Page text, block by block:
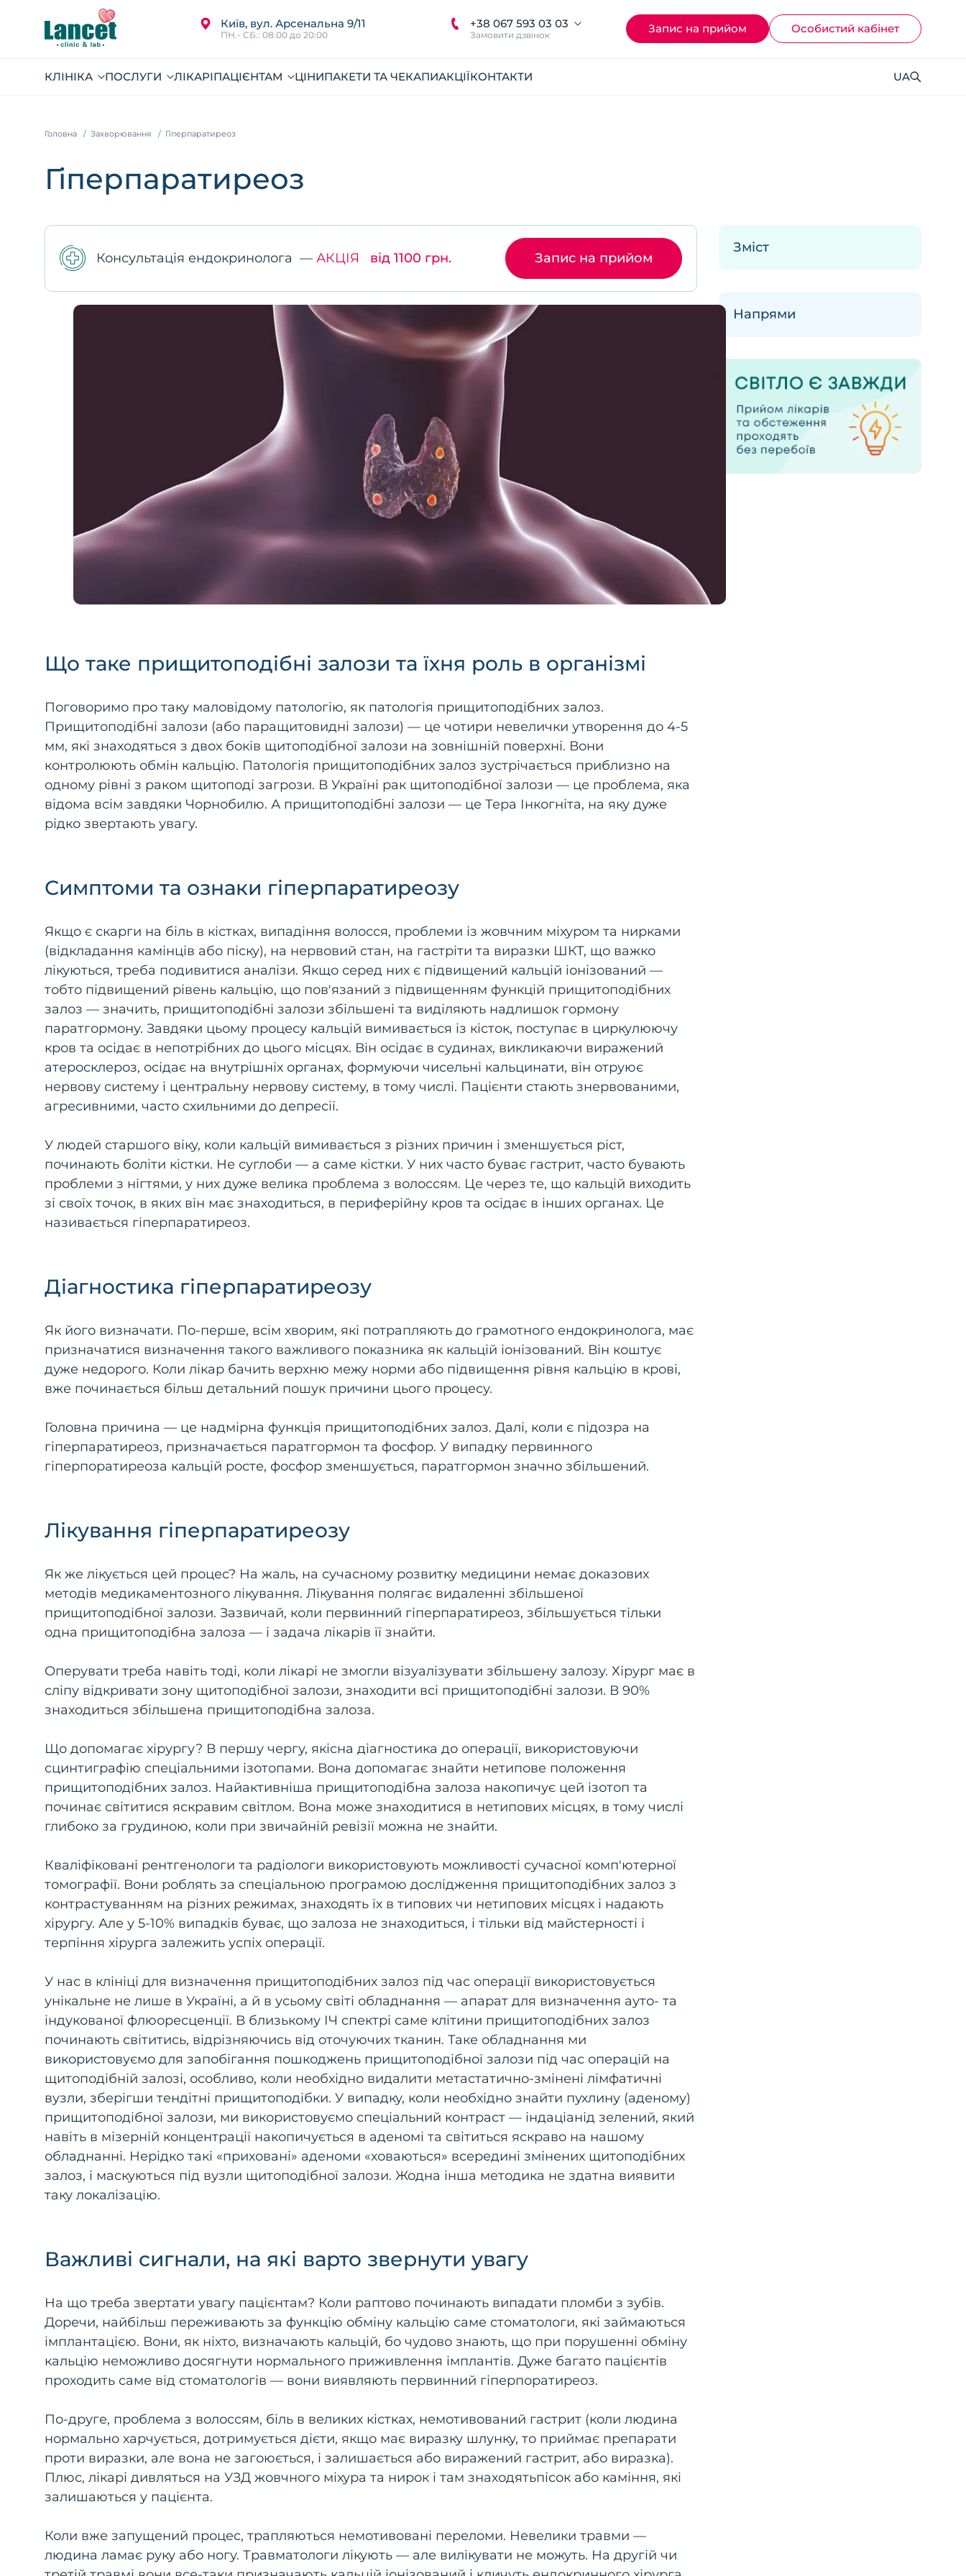
Київ, вул. Арсенальна 9/11
ПН.- СБ.: 08:00 до 20:00
+38 067 593 03 03
Замовити дзвінок Запис на прийом Ocoбистий кабінет
КЛІНІКА ПОСЛУГИ ЛІКАРІПАЦІЄНТАМ ЦІНИПАКЕТИ ТА ЧЕКАПИАКЦІЇКОНТАКТИ UA
Головна Захворювання Гіперпаратиреоз
Гіперпаратиреоз
Консультація ендокринолога — АКЦІЯ від 1100 грн. Запис на прийом
Що таке прищитоподібні залози та їхня роль в організмі
Поговоримо про таку маловідому патологію, як патологія прищитоподібних залоз.
Прищитоподібні залози (або паращитовидні залози) — це чотири невелички утворення до 4-5
мм, які знаходяться з двох боків щитоподібної залози на зовнішній поверхні. Вони
контролюють обмін кальцію. Патологія прищитоподібних залоз зустрічається приблизно на
одному рівні з раком щитоподі загрози. В Україні рак щитоподібної залози — це проблема, яка
відома всім завдяки Чорнобилю. А прищитоподібні залози — це Тера Інкогніта, на яку дуже
рідко звертають увагу.
Симптоми та ознаки гіперпаратиреозу
Якщо є скарги на біль в кістках, випадіння волосся, проблеми із жовчним міхуром та нирками
(відкладання камінців або піску), на нервовий стан, на гастріти та виразки ШКТ, що важко
лікуються, треба подивитися аналізи. Якщо серед них є підвищений кальцій іонізований —
тобто підвищений рівень кальцію, що пов'язаний з підвищенням функцій прищитоподібних
залоз — значить, прищитоподібні залози збільшені та виділяють надлишок гормону
паратгормону. Завдяки цьому процесу кальцій вимивається із кісток, поступає в циркулюючу
кров та осідає в непотрібних до цього місцях. Він осідає в судинах, викликаючи виражений
атеросклероз, осідає на внутрішніх органах, формуючи чисельні кальцинати, він отруює
нервову систему і центральну нервову систему, в тому числі. Пацієнти стають знервованими,
агресивними, часто схильними до депресії.
У людей старшого віку, коли кальцій вимивається з різних причин і зменшується ріст,
починають боліти кістки. Не суглоби — а саме кістки. У них часто буває гастрит, часто бувають
проблеми з нігтями, у них дуже велика проблема з волоссям. Це через те, що кальцій виходить
зі своїх точок, в яких він має знаходиться, в периферійну кров та осідає в інших органах. Це
називається гіперпаратиреоз.
Діагностика гіперпаратиреозу
Як його визначати. По-перше, всім хворим, які потрапляють до грамотного ендокринолога, має
призначатися визначення такого важливого показника як кальцій іонізований. Він коштує
дуже недорого. Коли лікар бачить верхню межу норми або підвищення рівня кальцію в крові,
вже починається більш детальний пошук причини цього процесу.
Головна причина — це надмірна функція прищитоподібних залоз. Далі, коли є підозра на
гіперпаратиреоз, призначається паратгормон та фосфор. У випадку первинного
гіперпоратиреоза кальцій росте, фосфор зменшується, паратгормон значно збільшений.
Лікування гіперпаратиреозу
Як же лікується цей процес? На жаль, на сучасному розвитку медицини немає доказових
методів медикаментозного лікування. Лікування полягає видаленні збільшеної
прищитоподібної залози. Зазвичай, коли первинний гіперпаратиреоз, збільшується тільки
одна прищитоподібна залоза — і задача лікарів її знайти.
Оперувати треба навіть тоді, коли лікарі не змогли візуалізувати збільшену залозу. Хірург має в
сліпу відкривати зону щитоподібної залози, знаходити всі прищитоподібні залози. В 90%
знаходиться збільшена прищитоподібна залоза.
Що допомагає хірургу? В першу чергу, якісна діагностика до операції, використовуючи
сцинтиграфію спеціальними ізотопами. Вона допомагає знайти нетипове положення
прищитоподібних залоз. Найактивніша прищитоподібна залоза накопичує цей ізотоп та
починає світитися яскравим світлом. Вона може знаходитися в нетипових місцях, в тому числі
глибоко за грудиною, коли при звичайній ревізії можна не знайти.
Кваліфіковані рентгенологи та радіологи використовують можливості сучасної комп'ютерної
томографії. Вони роблять за спеціальною програмою дослідження прищитоподібних залоз з
контрастуванням на різних режимах, знаходять їх в типових чи нетипових місцях і надають
хірургу. Але у 5-10% випадків буває, що залоза не знаходиться, і тільки від майстерності і
терпіння хірурга залежить успіх операції.
У нас в клініці для визначення прищитоподібних залоз під час операції використовується
унікальне не лише в Україні, а й в усьому світі обладнання — апарат для визначення ауто- та
індукованої флюоресценції. В близькому ІЧ спектрі саме клітини прищитоподібних залоз
починають світитись, відрізняючись від оточуючих тканин. Таке обладнання ми
використовуємо для запобігання пошкоджень прищитоподібної залози під час операцій на
щитоподібній залозі, особливо, коли необхідно видалити метастатично-змінені лімфатичні
вузли, зберігши тендітні прищитоподібки. У випадку, коли необхідно знайти пухлину (аденому)
прищитоподібної залози, ми використовуємо спеціальний контраст — індаціанід зелений, який
навіть в мізерній концентрації накопичується в аденомі та світиться яскраво на нашому
обладнанні. Нерідко такі «приховані» аденоми «ховаються» всередині змінених щитоподібних
залоз, і маскуються під вузли щитоподібної залози. Жодна інша методика не здатна виявити
таку локалізацію.
Важливі сигнали, на які варто звернути увагу
На що треба звертати увагу пацієнтам? Коли раптово починають випадати пломби з зубів.
Доречи, найбільш переживають за функцію обміну кальцію саме стоматологи, які займаються
імплантацією. Вони, як ніхто, визначають кальцій, бо чудово знають, що при порушенні обміну
кальцію неможливо досягнути нормального приживлення імплантів. Дуже багато пацієнтів
проходить саме від стоматологів — вони виявляють первинний гіперпоратиреоз.
По-друге, проблема з волоссям, біль в великих кістках, немотивований гастрит (коли людина
нормально харчується, дотримується дієти, якщо має виразку шлунку, то приймає препарати
проти виразки, але вона не загоюється, і залишається або виражений гастрит, або виразка).
Плюс, лікарі дивляться на УЗД жовчного міхура та нирок і там знаходятьпісок або каміння, які
залишаються у пацієнта.
Коли вже запущений процес, трапляються немотивовані переломи. Невелики травми —
людина ламає руку або ногу. Травматологи лікують — але вилікувати не можуть. На другій чи
Зміст
Напрями